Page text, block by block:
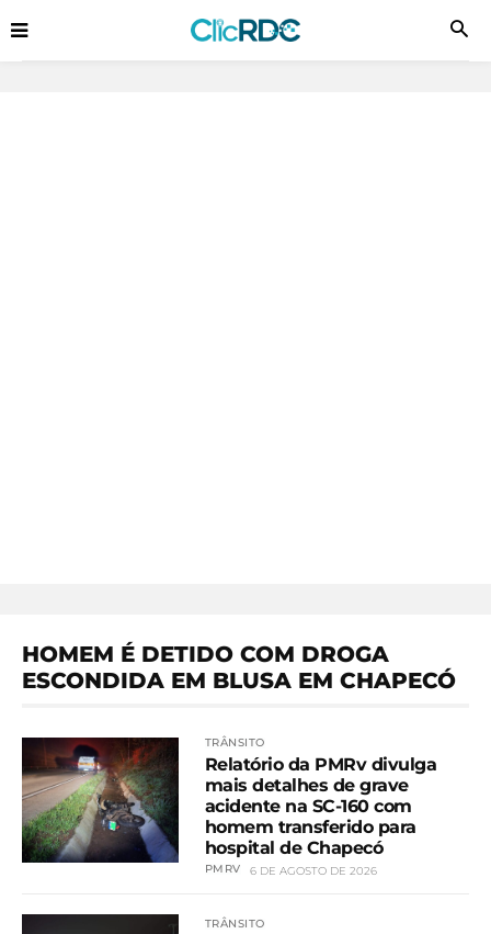
HOMEM É DETIDO COM DROGA
ESCONDIDA EM BLUSA EM CHAPECÓ
TRÂNSITO
Relatório da PMRv divulga
mais detalhes de grave
acidente na SC-160 com
homem transferido para
hospital de Chapecó
PMRV 6 DE AGOSTO DE 2026
TRÂNSITO